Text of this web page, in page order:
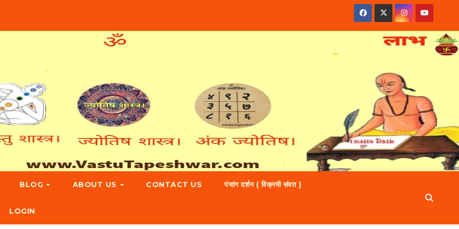
BLOG ABOUT US CONTACT US पंचांग दर्शन ( विक्रमी संवत )
LOGIN